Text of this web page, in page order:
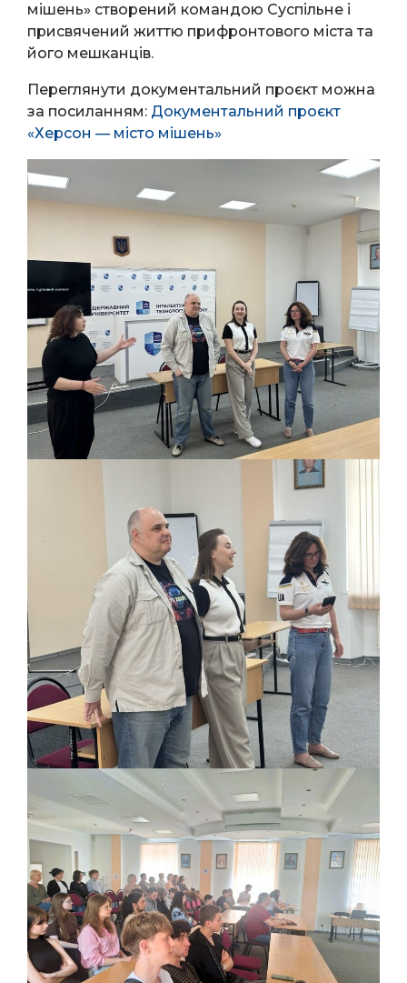
мішень» створений командою Суспільне і
присвячений життю прифронтового міста та
його мешканців.
Переглянути документальний проєкт можна
за посиланням: Документальний проєкт
«Херсон — місто мішень»